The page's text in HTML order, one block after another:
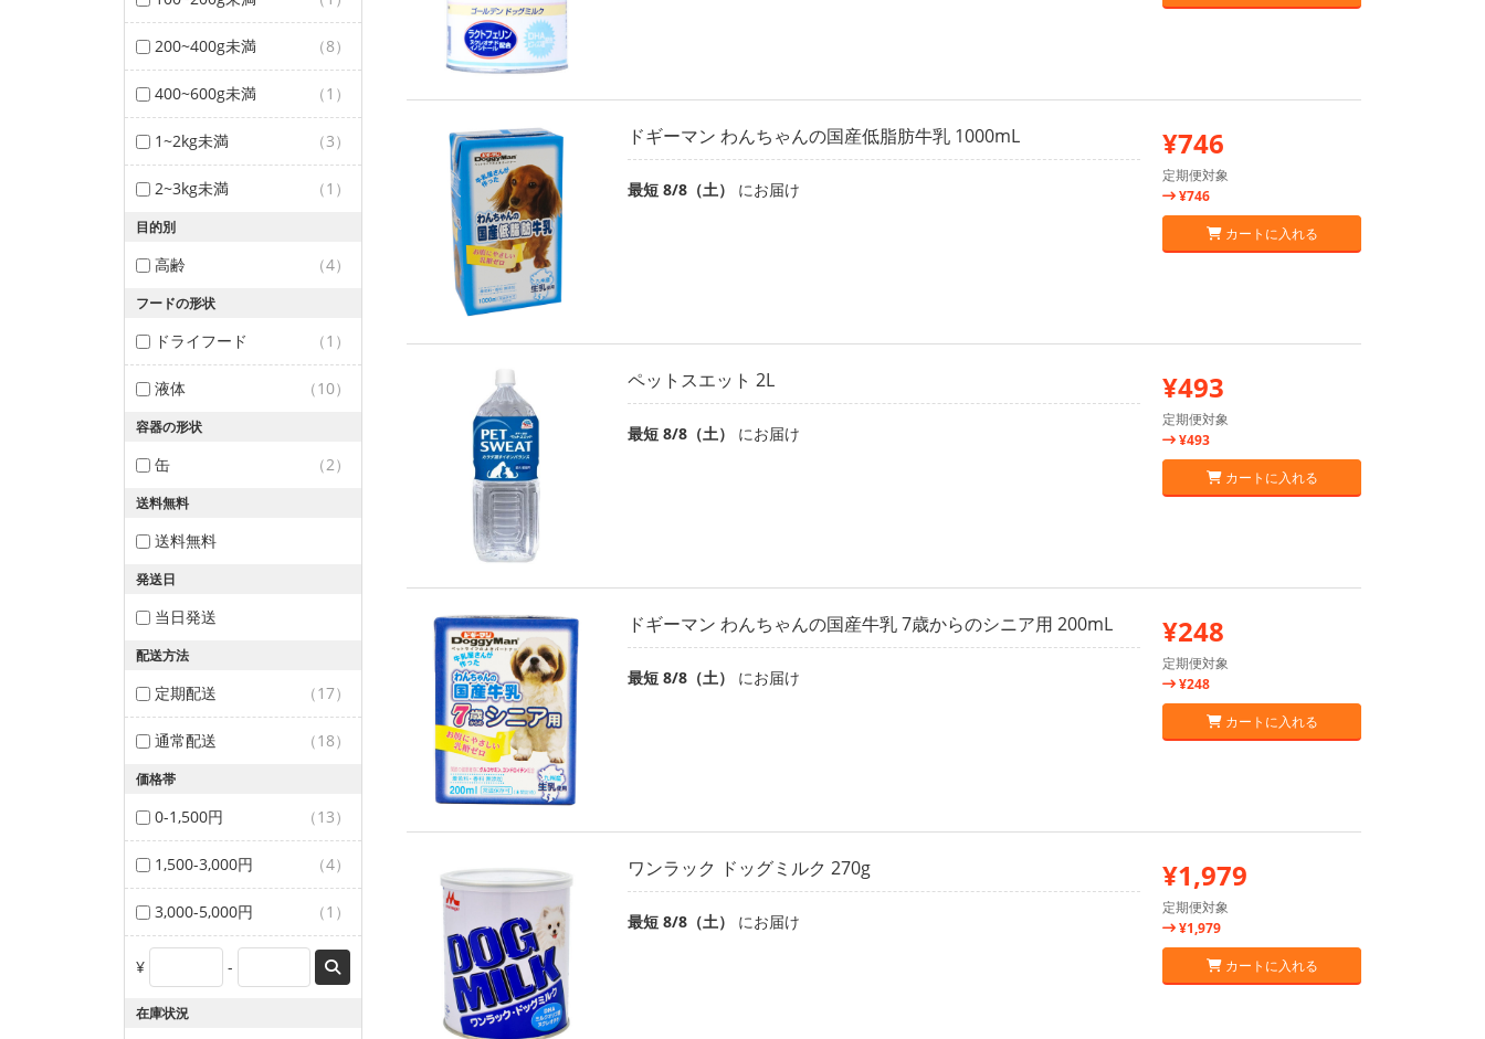
200~400g未満 （8）
400~600g未満 （1）
1~2kg未満 （3）
2~3kg未満 （1）
目的別
高齢 （4）
フードの形状
ドライフード （1）
液体 （10）
容器の形状
缶 （2）
送料無料
送料無料
発送日
当日発送
配送方法
定期配送 （17）
通常配送 （18）
価格帯
0-1,500円 （13）
1,500-3,000円 （4）
3,000-5,000円 （1）
¥ -
在庫状況
ドギーマン わんちゃんの国産低脂肪牛乳 1000mL
最短 8/8（土） にお届け
¥746
定期便対象
¥746
カートに入れる
ペットスエット 2L
最短 8/8（土） にお届け
¥493
定期便対象
¥493
カートに入れる
ドギーマン わんちゃんの国産牛乳 7歳からのシニア用 200mL
最短 8/8（土） にお届け
¥248
定期便対象
¥248
カートに入れる
ワンラック ドッグミルク 270g
最短 8/8（土） にお届け
¥1,979
定期便対象
¥1,979
カートに入れる